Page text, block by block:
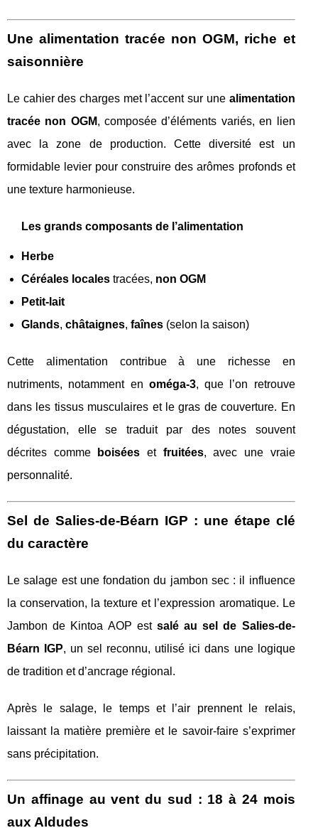
Une alimentation tracée non OGM, riche et
saisonnière
Le cahier des charges met l’accent sur une alimentation
tracée non OGM, composée d’éléments variés, en lien
avec la zone de production. Cette diversité est un
formidable levier pour construire des arômes profonds et
une texture harmonieuse.
Les grands composants de l’alimentation
Herbe
Céréales locales tracées, non OGM
Petit-lait
Glands, châtaignes, faînes (selon la saison)
Cette alimentation contribue à une richesse en
nutriments, notamment en oméga-3, que l’on retrouve
dans les tissus musculaires et le gras de couverture. En
dégustation, elle se traduit par des notes souvent
décrites comme
boisées et fruitées, avec une vraie
personnalité.
Sel de Salies-de-Béarn IGP : une étape clé
du caractère
Le salage est une fondation du jambon sec : il influence
la conservation, la texture et l’expression aromatique. Le
Jambon de Kintoa AOP est salé au sel de Salies-de-
Béarn IGP, un sel reconnu, utilisé ici dans une logique
de tradition et d’ancrage régional.
Après le salage, le temps et l’air prennent le relais,
laissant la matière première et le savoir-faire s’exprimer
sans précipitation.
Un affinage au vent du sud : 18 à 24 mois
aux Aldudes